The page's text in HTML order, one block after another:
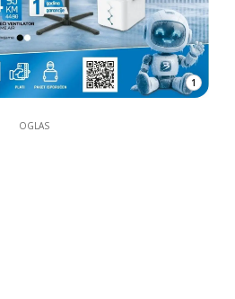
1
OGLAS